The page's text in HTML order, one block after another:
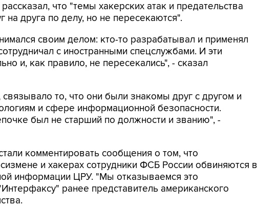
что "темы хакерских атак и предательства
на друга по делу, но не пересекаются".
своим делом: кто-то разрабатывал и применял
с иностранными спецслужбами. И эти
и, как правило, не пересекались", - сказал
то, что они были знакомы друг с другом и
и сфере информационной безопасности.
был не старший по должности и званию", -
комментировать сообщения о том, что
и хакерах сотрудники ФСБ России обвиняются в
информации ЦРУ. "Мы отказываемся это
ранее представитель американского